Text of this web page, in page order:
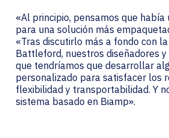
«Al principio, pensamos que
para una solución más
«Tras discutirlo más a fondo con
Battleford, nuestros diseñadores y
que tendríamos que desarrollar
personalizado para satisfacer los
flexibilidad y transportabilidad. Y
sistema basado en Biamp».